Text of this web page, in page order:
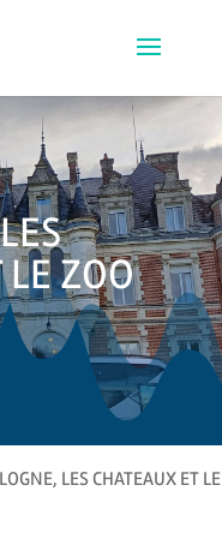
ZOO
LES CHATEAUX ET LE